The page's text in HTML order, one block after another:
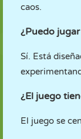
caos.
¿Puedo
Sí. Está
¿El juego
El juego se